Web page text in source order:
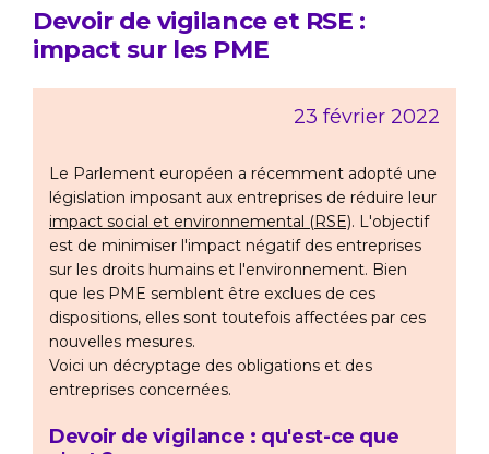
Devoir de vigilance et RSE :
impact sur les PME
23 février 2022
Le Parlement européen a récemment adopté une
législation imposant aux entreprises de réduire leur
impact social et environnemental (RSE). L'objectif
est de minimiser l'impact négatif des entreprises
sur les droits humains et l'environnement. Bien
que les PME semblent être exclues de ces
dispositions, elles sont toutefois affectées par ces
nouvelles mesures.
Voici un décryptage des obligations et des
entreprises concernées.
Devoir de vigilance : qu'est-ce que